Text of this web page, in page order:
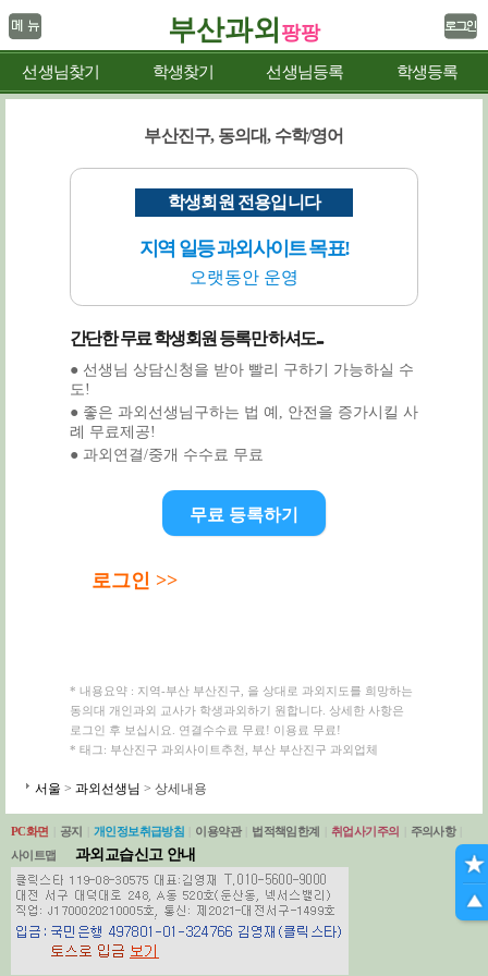
부산과외 팡팡
선생님찾기 학생찾기 선생님등록 학생등록
부산진구, 동의대, 수학/영어
학생회원 전용입니다
지역 일등 과외사이트 목표!
오랫동안 운영
간단한 무료 학생회원 등록만 하셔도...
● 선생님 상담신청을 받아 빨리 구하기 가능하실 수
도!
● 좋은 과외선생님구하는 법 예, 안전을 증가시킬 사
례 무료제공!
● 과외연결/중개 수수료 무료
무료 등록하기
로그인 >>
* 내용요약 : 지역-부산 부산진구, 을 상대로 과외지도를 희망하는
동의대 개인과외 교사가 학생과외하기 원합니다. 상세한 사항은
로그인 후 보십시요. 연결수수료 무료! 이용료 무료!
* 태그: 부산진구 과외사이트추천, 부산 부산진구 과외업체
서울 > 과외선생님 > 상세내용
PC화면 공지 개인정보취급방침 이용약관 법적책임한계 취업사기주의 주의사항
사이트맵
과외교습신고 안내